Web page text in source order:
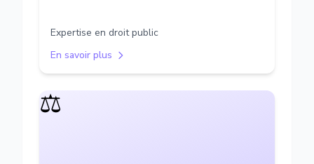
Expertise en droit public
En savoir plus
⚖️